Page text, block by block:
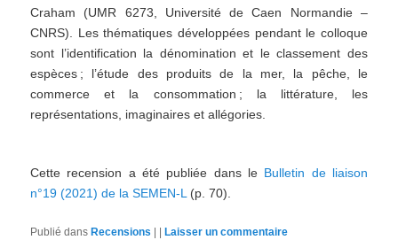
Craham (UMR 6273, Université de Caen Normandie –
CNRS). Les thématiques développées pendant le colloque
sont l’identification la dénomination et le classement des
espèces ; l’étude des produits de la mer, la pêche, le
commerce et la consommation ; la littérature, les
représentations, imaginaires et allégories.
Cette recension a été publiée dans leBulletin de liaison
n°19 (2021) de la SEMEN-L(p. 70).
Publié dans Recensions Laisser un commentaire